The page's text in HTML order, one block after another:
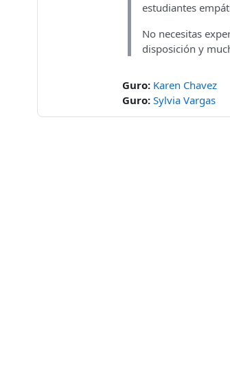
estudiantes
No necesitas
disposición y
Guro: Karen Chavez
Guro: Sylvia Vargas